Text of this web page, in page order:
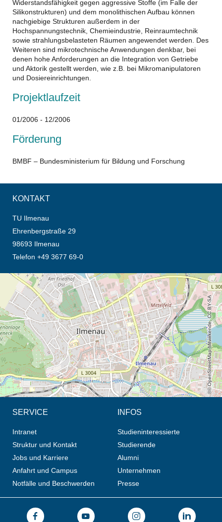
Widerstandsfähigkeit gegen aggressive Stoffe (im Falle der
Silikonstrukturen) und dem monolithischen Aufbau können
nachgiebige Strukturen außerdem in der
Hochspannungstechnik, Chemieindustrie, Reinraumtechnik
sowie strahlungsbelasteten Räumen angewendet werden. Des
Weiteren sind mikrotechnische Anwendungen denkbar, bei
denen hohe Anforderungen an die Integration von Getriebe
und Aktorik gestellt werden, wie z.B. bei Mikromanipulatoren
und Dosiereinrichtungen.
Projektlaufzeit
01/2006 - 12/2006
Förderung
BMBF – Bundesministerium für Bildung und Forschung
KONTAKT
TU Ilmenau
Ehrenbergstraße 29
98693 Ilmenau
Telefon +49 3677 69-0
Öffnet die Anfahrtsbeschreibung in neuem Tab (Karte)
© OpenStreetMap-Mitwirkende, CC BY-SA
SERVICE
Intranet
Struktur und Kontakt
Jobs und Karriere
Anfahrt und Campus
Notfälle und Beschwerden
INFOS
Studieninteressierte
Studierende
Alumni
Unternehmen
Presse